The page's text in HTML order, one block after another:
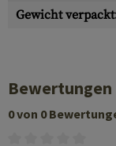
Gewicht
Bewertungen
0 von 0